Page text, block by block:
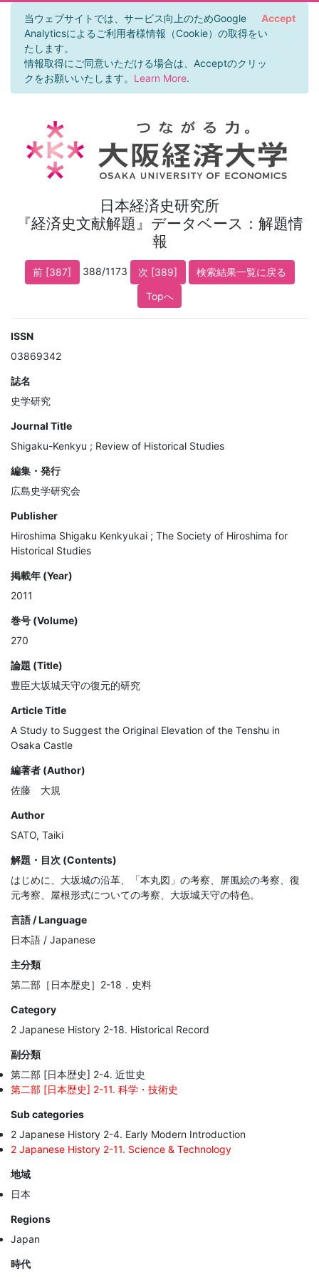
当ウェブサイトでは、サービス向上のためGoogle
Analyticsによるご利用者様情報（Cookie）の取得をい
たします。
情報取得にご同意いただける場合は、Acceptのクリッ
クをお願いいたします。 Learn More.
Accept
日本経済史研究所
『経済史文献解題』データベース：解題情
報
前 [387] 388/1173 次 [389]
検索結果一覧に戻る
Topへ
ISSN
03869342
誌名
史学研究
Journal Title
Shigaku-Kenkyu ; Review of Historical Studies
編集・発行
広島史学研究会
Publisher
Hiroshima Shigaku Kenkyukai ; The Society of Hiroshima for
Historical Studies
掲載年 (Year)
2011
巻号 (Volume)
270
論題 (Title)
豊臣大坂城天守の復元的研究
Article Title
A Study to Suggest the Original Elevation of the Tenshu in
Osaka Castle
編著者 (Author)
佐藤 大規
Author
SATO, Taiki
解題・目次 (Contents)
はじめに、大坂城の沿革、「本丸図」の考察、屏風絵の考察、復
元考察、屋根形式についての考察、大坂城天守の特色。
言語 / Language
日本語 / Japanese
主分類
第二部［日本歴史］2-18．史料
Category
2 Japanese History 2-18. Historical Record
副分類
第二部 [日本歴史] 2-4. 近世史
第二部 [日本歴史] 2-11. 科学・技術史
Sub categories
2 Japanese History 2-4. Early Modern Introduction
2 Japanese History 2-11. Science & Technology
地域
日本
Regions
Japan
時代